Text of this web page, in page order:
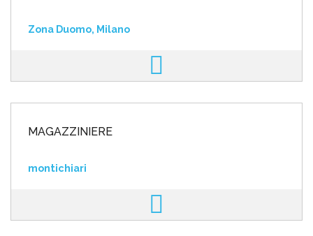
Zona Duomo, Milano
MAGAZZINIERE
montichiari